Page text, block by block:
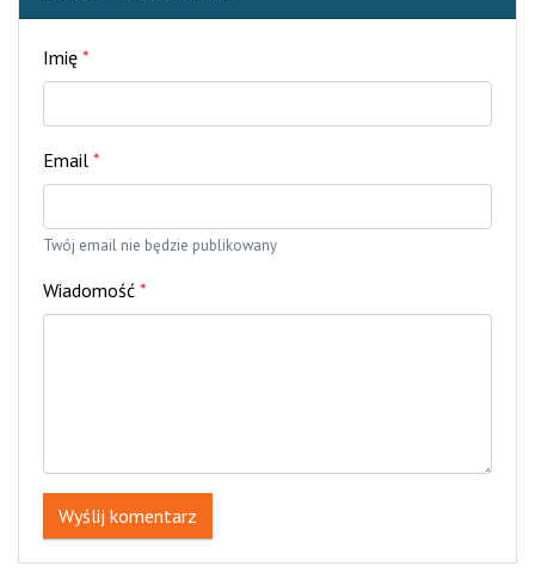
Imię *
Email *
Twój email nie będzie publikowany
Wiadomość *
Wyślij komentarz